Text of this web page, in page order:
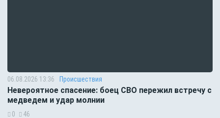
06.08.2026 13:36 Происшествия
Невероятное спасение: боец СВО пережил встречу с
медведем и удар молнии
0 46